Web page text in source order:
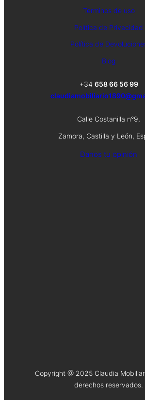
Términos de uso
Política de Privacidad
Política de
Blog
+34 658 66 56 99
Calle Costanilla n°9,
Zamora, Castilla y León,
Danos tu opinión
Copyright @ 2025 Claudia
derechos reservados.